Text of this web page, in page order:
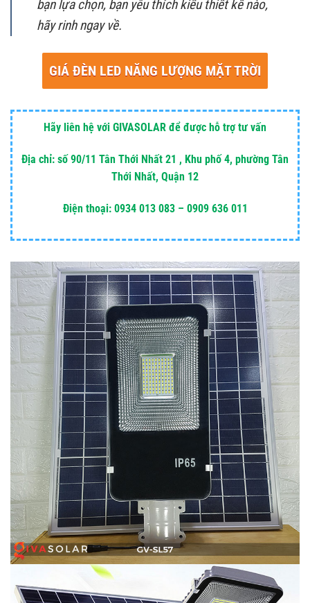
bạn lựa chọn, bạn yêu thích kiểu thiết kế nào,
hãy rinh ngay về.
GIÁ ĐÈN LED NĂNG LƯỢNG MẶT TRỜI
Hãy liên hệ với GIVASOLAR để được hỗ trợ tư vấn
Địa chỉ: số 90/11 Tân Thới Nhất 21 , Khu phố 4, phường Tân
Thới Nhất, Quận 12
Điện thoại: 0934 013 083 – 0909 636 011